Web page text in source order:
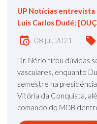
UP Notícias entrevista
Luis Carlos Dudé;
08 jul, 2021
Dr. Nério tirou dúvidas
vasculares, enquanto
semestre na
Vitória da Conquista,
comando do MDB